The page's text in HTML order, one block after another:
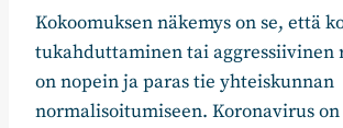
Kokoomuksen näkemys on se, että
tukahduttaminen tai aggressiivinen
on nopein ja paras tie yhteiskunnan
normalisoitumiseen. Koronavirus